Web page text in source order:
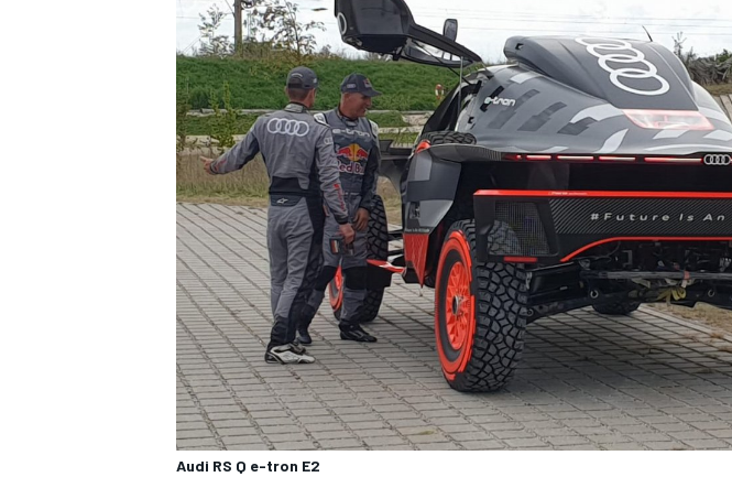
ENDURANCE/GT
Audi RS Q e-tron E2